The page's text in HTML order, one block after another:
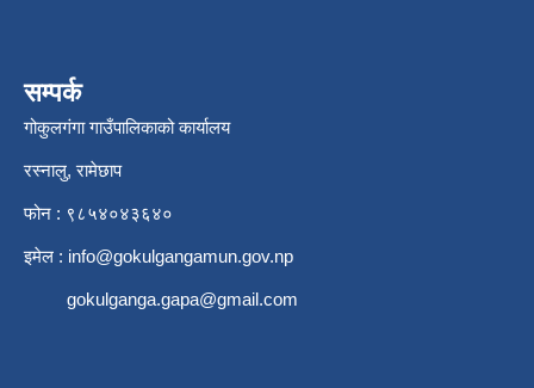
सम्पर्क
गोकुलगंगा गाउँपालिकाको कार्यालय
रस्नालु, रामेछाप
फोन : ९८५४०४३६४०
इमेल : info@gokulgangamun.gov.np
gokulganga.gapa@gmail.com